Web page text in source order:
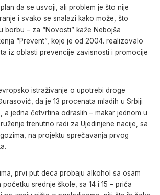
da se usvoji, ali problem je što nije
i svako se snalazi kako može, što
borbu – za “Novosti” kaže Nebojša
“Prevent”, koje je od 2004. realizovalo
iz oblasti prevencije zavisnosti i promocije
istraživanje o upotrebi droge
da je 13 procenata mladih u Srbiji
a jedna četvrtina odraslih – makar jednom u
trenutno radi za Ujedinjene nacije, sa
na projektu sprečavanja prvog
prvi put deca probaju alkohol sa osam
srednje škole, sa 14 i 15 – priča